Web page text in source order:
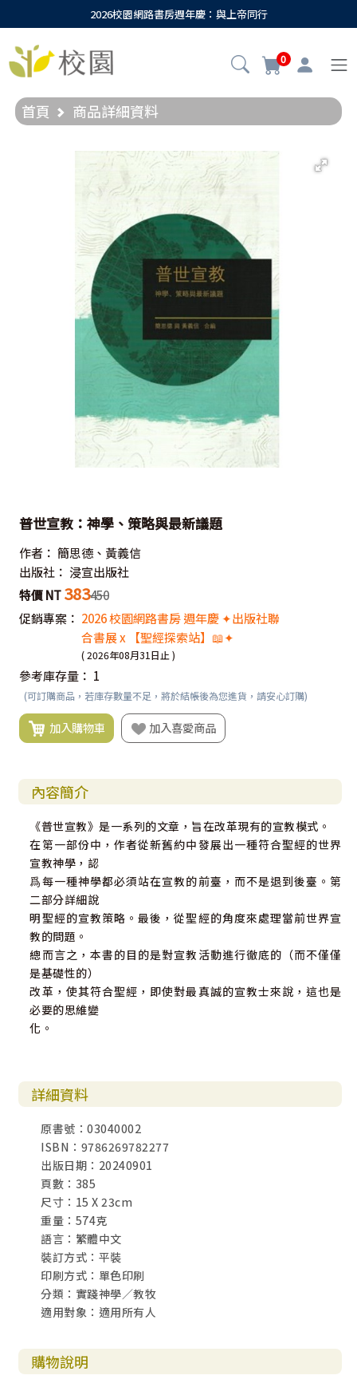
2026校園網路書房週年慶：與上帝同行
0
首頁 商品詳細資料
普世宣教：神學、策略與最新議題
作者： 簡思德、黃義信
出版社： 浸宣出版社
特價 NT 383450
促銷專案： 2026 校園網路書房 週年慶 ✦出版社聯
合書展 x 【聖經探索站】📖✦
( 2026年08月31日止 )
參考庫存量： 1
(可訂購商品，若庫存數量不足，將於結帳後為您進貨，請安心訂購)
加入購物車 加入喜愛商品
內容簡介
《普世宣教》是一系列的文章，旨在改革現有的宣教模式。
在第一部份中，作者從新舊約中發展出一種符合聖經的世界
宣教神學，認
爲每一種神學都必須站在宣教的前臺，而不是退到後臺。第
二部分詳細說
明聖經的宣教策略。最後，從聖經的角度來處理當前世界宣
教的問題。
總而言之，本書的目的是對宣教活動進行徹底的（而不僅僅
是基礎性的）
改革，使其符合聖經，即使對最真誠的宣教士來說，這也是
必要的思維變
化。
詳細資料
原書號：03040002
ISBN：9786269782277
出版日期：20240901
頁數：385
尺寸：15 X 23cm
重量：574克
語言：繁體中文
裝訂方式：平裝
印刷方式：單色印刷
分類：實踐神學／教牧
適用對象：適用所有人
購物說明